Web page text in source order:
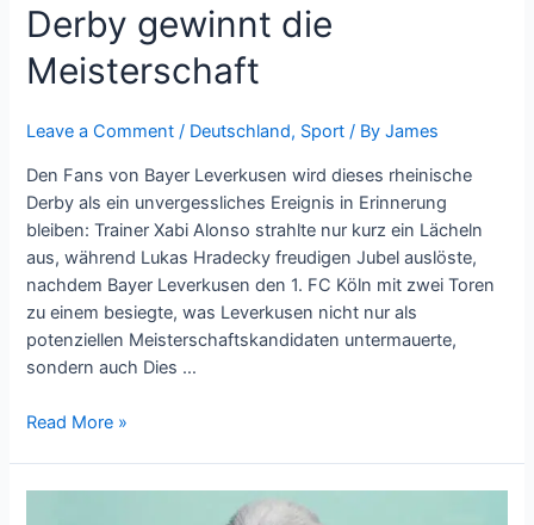
Derby gewinnt die
Meisterschaft
Leave a Comment / Deutschland, Sport / ByJames
Den Fans von Bayer Leverkusen wird dieses rheinische
Derby als ein unvergessliches Ereignis in Erinnerung
bleiben: Trainer Xabi Alonso strahlte nur kurz ein Lächeln
aus, während Lukas Hradecky freudigen Jubel auslöste,
nachdem Bayer Leverkusen den 1. FC Köln mit zwei Toren
zu einem besiegte, was Leverkusen nicht nur als
potenziellen Meisterschaftskandidaten untermauerte,
sondern auch Dies …
Read More »